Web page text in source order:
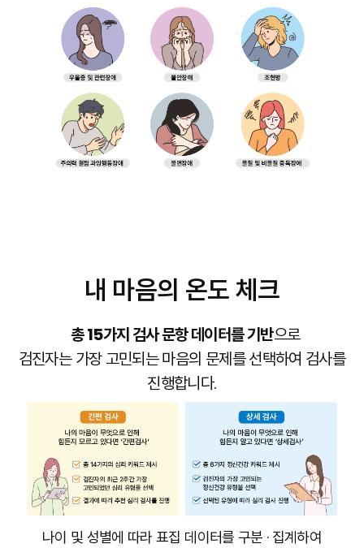
내 마음의 온도 체크
총 15가지 검사 문항 데이터를 기반으로
검진자는 가장 고민되는 마음의 문제를 선택하여 검사를
진행합니다.
나이 및 성별에 따라 표집 데이터를 구분 · 집계하여